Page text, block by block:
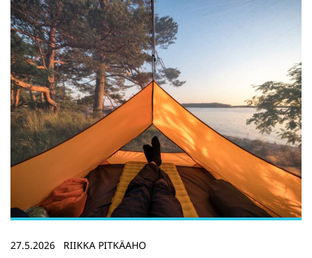
27.5.2026 RIIKKA PITKÄAHO